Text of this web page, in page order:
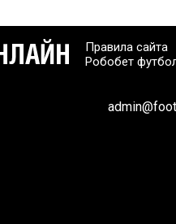
Правила сайта
Робобет